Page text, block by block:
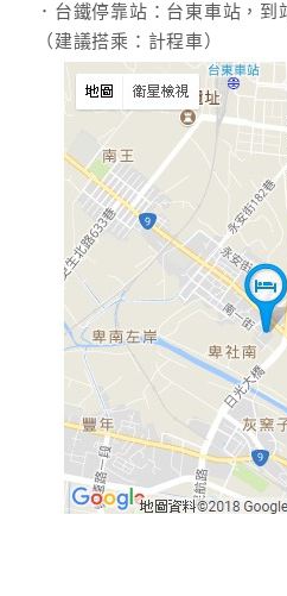
．台鐵停靠站：台東車站，
（建議搭乘：計程車）